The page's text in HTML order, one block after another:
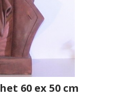
60 ex 50 cm